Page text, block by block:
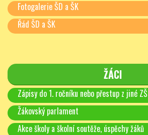
Fotogalerie ŠD a ŠK
Řád ŠD a ŠK
ŽÁCI
Zápisy do 1. ročníku nebo přestup z jiné ZŠ
Žákovský parlament
Akce školy a školní soutěže, úspěchy žáků